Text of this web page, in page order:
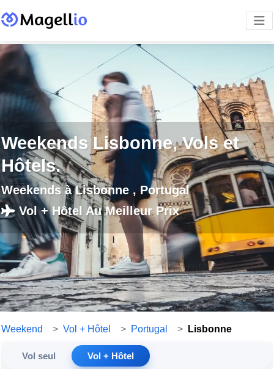
Weekends Lisbonne, Vols et
Hôtels.
Weekends à Lisbonne , Portugal
Vol + Hôtel Au Meilleur Prix
Weekend > Vol + Hôtel > Portugal > Lisbonne
Vol seul Vol + Hôtel